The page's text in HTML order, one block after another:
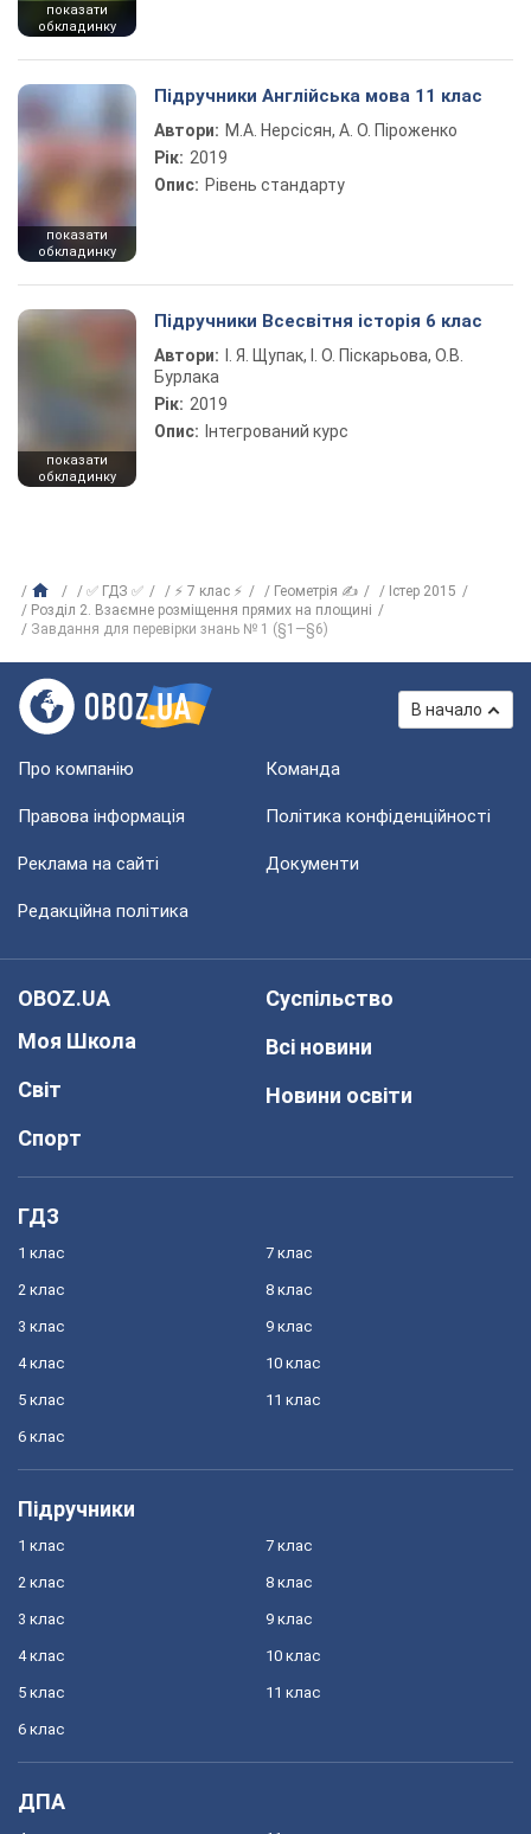
показати
обкладинку
показати
обкладинку
Підручники Англійська мова 11 клас
Автори: М.А. Нерсісян, А. О. Піроженко
Рік: 2019
Опис: Рівень стандарту
показати
обкладинку
Підручники Всесвітня історія 6 клас
Автори:
І. Я. Щупак, І. О. Піскарьова, О.В.
Бурлака
Рік: 2019
Опис: Інтегрований курс
✅ ГДЗ ✅ ⚡ 7 клас ⚡ Геометрія ✍
Істер 2015
Розділ 2. Взаємне розміщення прямих на площині
Завдання для перевірки знань № 1 (§1—§6)
В начало
Про компанію Команда
Правова інформація Політика конфіденційності
Реклама на сайті Документи
Редакційна політика
OBOZ.UA
Моя Школа
Світ
Спорт
Суспільство
Всі новини
Новини освіти
ГДЗ
1 клас
2 клас
3 клас
4 клас
5 клас
6 клас
7 клас
8 клас
9 клас
10 клас
11 клас
Підручники
1 клас
2 клас
3 клас
4 клас
5 клас
6 клас
7 клас
8 клас
9 клас
10 клас
11 клас
ДПА